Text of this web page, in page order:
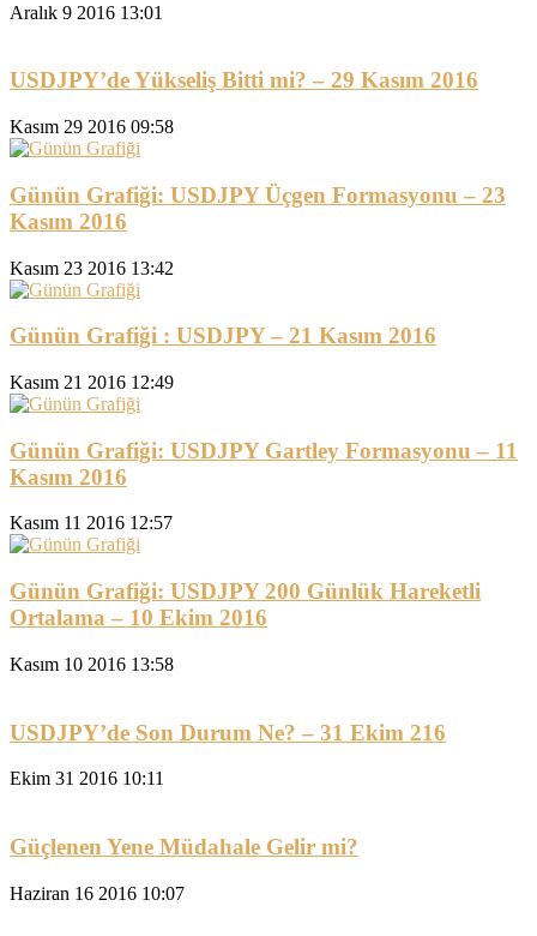
Aralık 9 2016 13:01
USDJPY’de Yükseliş Bitti mi? – 29 Kasım 2016
Kasım 29 2016 09:58
Günün Grafiği: USDJPY Üçgen Formasyonu – 23
Kasım 2016
Kasım 23 2016 13:42
Günün Grafiği : USDJPY – 21 Kasım 2016
Kasım 21 2016 12:49
Günün Grafiği: USDJPY Gartley Formasyonu – 11
Kasım 2016
Kasım 11 2016 12:57
Günün Grafiği: USDJPY 200 Günlük Hareketli
Ortalama – 10 Ekim 2016
Kasım 10 2016 13:58
USDJPY’de Son Durum Ne? – 31 Ekim 216
Ekim 31 2016 10:11
Güçlenen Yene Müdahale Gelir mi?
Haziran 16 2016 10:07